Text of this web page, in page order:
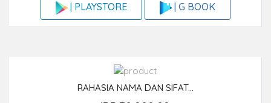
| PLAYSTORE | G BOOK
RAHASIA NAMA DAN SIFAT...